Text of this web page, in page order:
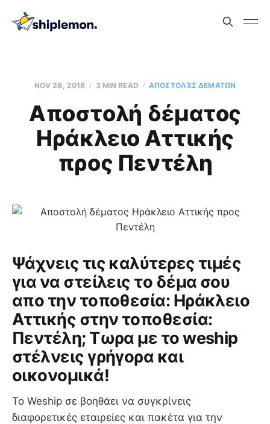
NOV 26, 2018 3 MIN READ AΠΟΣΤΟΛΈΣ ΔΕΜΆΤΩΝ
Aποστολή δέματος
Ηράκλειο Αττικής
προς Πεντέλη
Ψάχνεις τις καλύτερες τιμές
για να στείλεις το δέμα σου
απο την τοποθεσία: Ηράκλειο
Αττικής στην τοποθεσία:
Πεντέλη; Τωρα με το weship
στέλνεις γρήγορα και
οικονομικά!
Το Weship σε βοηθάει να συγκρίνεις
διαφορετικές εταιρείες και πακέτα για την